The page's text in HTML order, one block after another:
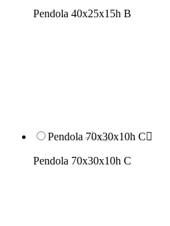
Pendola 40x25x15h B
Pendola 70x30x10h C
Pendola 70x30x10h C